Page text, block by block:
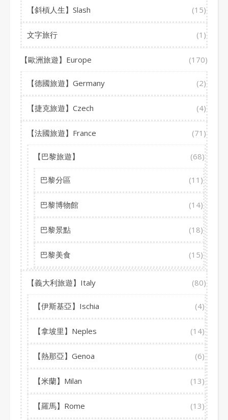
【斜槓人生】Slash (15)
文字旅行 (1)
【歐洲旅遊】Europe (170)
【德國旅遊】Germany (2)
【捷克旅遊】Czech (4)
【法國旅遊】France (71)
【巴黎旅遊】 (68)
巴黎分區 (11)
巴黎博物館 (14)
巴黎景點 (18)
巴黎美食 (15)
【義大利旅遊】Italy (80)
【伊斯基亞】Ischia (4)
【拿坡里】Neples (14)
【熱那亞】Genoa (6)
【米蘭】Milan (13)
【羅馬】Rome (13)